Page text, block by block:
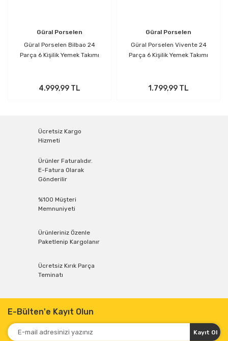
Güral Porselen
Güral Porselen Bilbao 24
Parça 6 Kişilik Yemek Takımı
4.999,99 TL
Güral Porselen
Güral Porselen Vivente 24
Parça 6 Kişilik Yemek Takımı
1.799,99 TL
Ücretsiz Kargo
Hizmeti
Ürünler Faturalıdır.
E-Fatura Olarak
Gönderilir
%100 Müşteri
Memnuniyeti
Ürünleriniz Özenle
Paketlenip Kargolanır
Ücretsiz Kırık Parça
Teminatı
E-Bülten'e Kayıt Olun
Kayıt Ol